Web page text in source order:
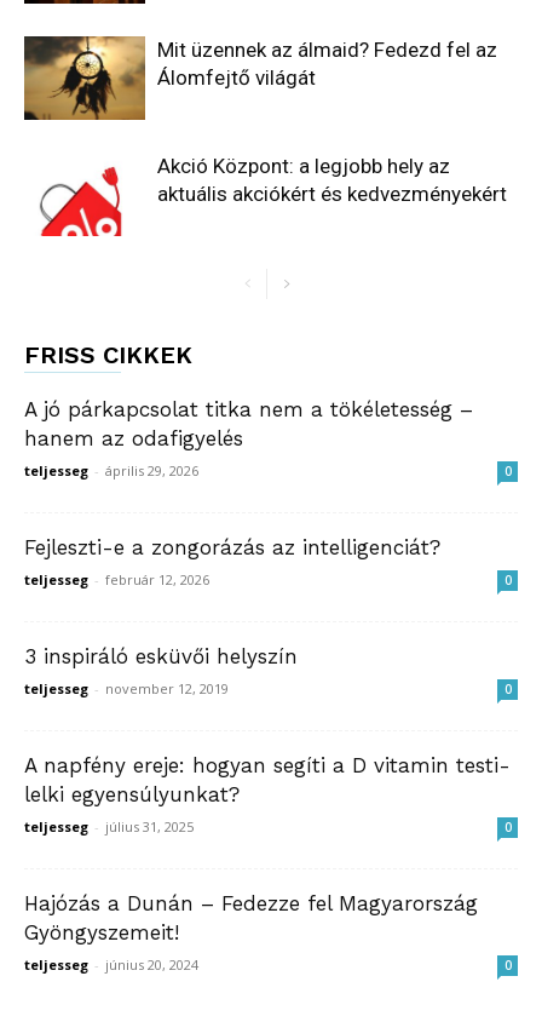
Mit üzennek az álmaid? Fedezd fel az
Álomfejtő világát
Akció Központ: a legjobb hely az
aktuális akciókért és kedvezményekért
FRISS CIKKEK
A jó párkapcsolat titka nem a tökéletesség –
hanem az odafigyelés
teljesseg - április 29, 2026 0
Fejleszti-e a zongorázás az intelligenciát?
teljesseg - február 12, 2026 0
3 inspiráló esküvői helyszín
teljesseg - november 12, 2019 0
A napfény ereje: hogyan segíti a D vitamin testi-
lelki egyensúlyunkat?
teljesseg - július 31, 2025 0
Hajózás a Dunán – Fedezze fel Magyarország
Gyöngyszemeit!
teljesseg - június 20, 2024 0